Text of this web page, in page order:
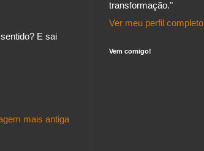
E sai
mais antiga
transformação."
Ver meu perfil completo
Vem comigo!